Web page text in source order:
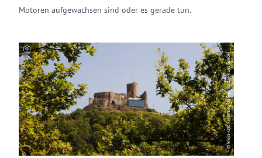
Motoren aufgewachsen sind oder es gerade tun.
© Wein- und Ferienregion Bernkastel-Kues GmbH